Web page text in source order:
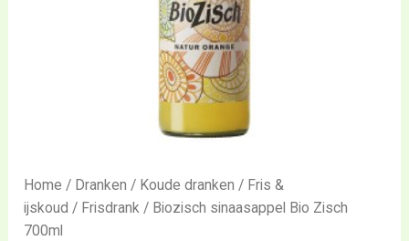
Home / Dranken / Koude dranken / Fris &
ijskoud / Frisdrank / Biozisch sinaasappel Bio Zisch
700ml